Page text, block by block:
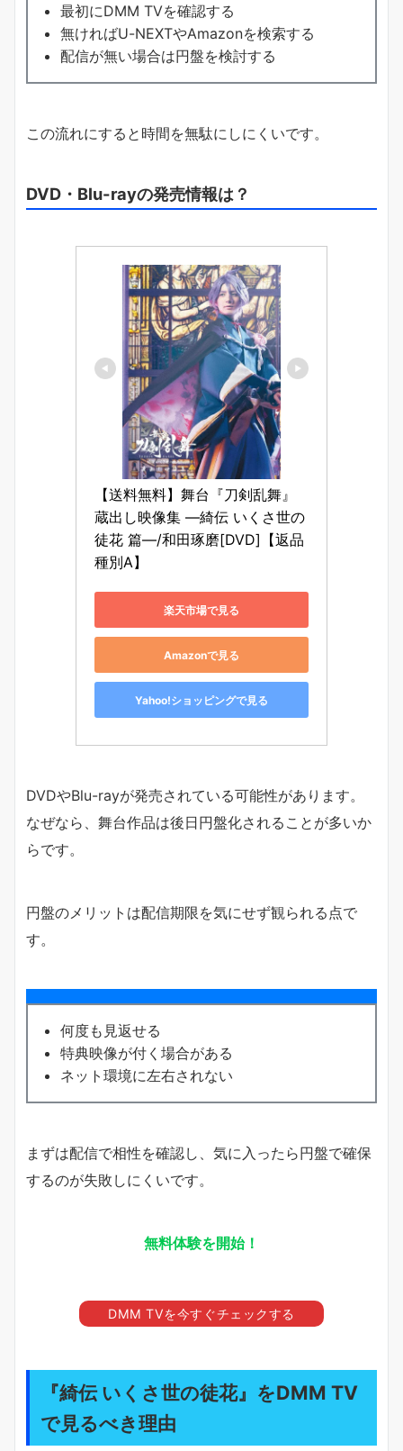
最初にDMM TVを確認する
無ければU-NEXTやAmazonを検索する
配信が無い場合は円盤を検討する
この流れにすると時間を無駄にしにくいです。
DVD・Blu-rayの発売情報は？
【送料無料】舞台『刀剣乱舞』
蔵出し映像集 —綺伝 いくさ世の
徒花 篇—/和田琢磨[DVD]【返品
種別A】
楽天市場で見る
Amazonで見る
Yahoo!ショッピングで見る
DVDやBlu-rayが発売されている可能性があります。
なぜなら、舞台作品は後日円盤化されることが多いか
らです。
円盤のメリットは配信期限を気にせず観られる点で
す。
何度も見返せる
特典映像が付く場合がある
ネット環境に左右されない
まずは配信で相性を確認し、気に入ったら円盤で確保
するのが失敗しにくいです。
無料体験を開始！
DMM TVを今すぐチェックする
『綺伝 いくさ世の徒花』をDMM TV
で見るべき理由